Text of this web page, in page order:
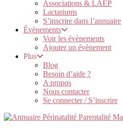
Associations & LAEP
Lactariums
S’inscrire dans l’annuaire
Évènements
Voir les évènements
Ajouter un évènement
Plus
Blog
Besoin d’aide ?
A propos
Nous contacter
Se connecter / S’inscrire